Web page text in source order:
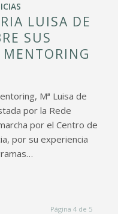
LUISA DE
SUS
MENTORING
Mª Luisa de
por la Rede
por el Centro de
por su experiencia
Página 4 de 5